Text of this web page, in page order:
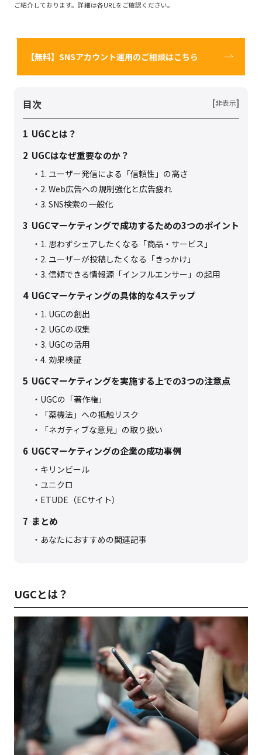
ご紹介しております。詳細は各URLをご確認ください。
【無料】SNSアカウント運用のご相談はこちら
目次 [非表示]
1 UGCとは？
2 UGCはなぜ重要なのか？
1. ユーザー発信による「信頼性」の高さ
2. Web広告への規制強化と広告疲れ
3. SNS検索の一般化
3 UGCマーケティングで成功するための3つのポイント
1. 思わずシェアしたくなる「商品・サービス」
2. ユーザーが投稿したくなる「きっかけ」
3. 信頼できる情報源「インフルエンサー」の起用
4 UGCマーケティングの具体的な4ステップ
1. UGCの創出
2. UGCの収集
3. UGCの活用
4. 効果検証
5 UGCマーケティングを実施する上での3つの注意点
UGCの「著作権」
「薬機法」への抵触リスク
「ネガティブな意見」の取り扱い
6 UGCマーケティングの企業の成功事例
キリンビール
ユニクロ
ETUDE（ECサイト）
7 まとめ
あなたにおすすめの関連記事
UGCとは？